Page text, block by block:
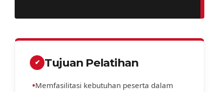
✔ Tujuan Pelatihan
•Memfasilitasi kebutuhan peserta dalam